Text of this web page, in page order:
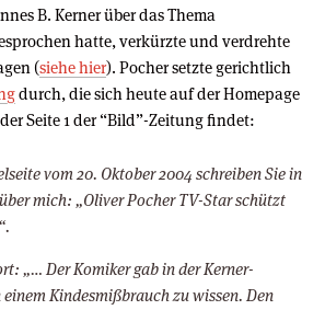
B. Kerner über das Thema
hatte, verkürzte und verdrehte
(siehe hier). Pocher setzte gerichtlich
durch, die sich heute auf der Homepage
Seite 1 der “Bild”-Zeitung findet:
vom 20. Oktober 2004 schreiben Sie in
mich: „Oliver Pocher TV-Star schützt
„… Der Komiker gab in der Kerner-
Kindesmißbrauch zu wissen. Den